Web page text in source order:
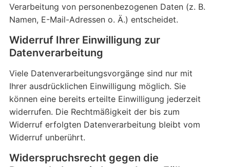
Verarbeitung von personenbezogenen Daten (z. B.
Namen, E-Mail-Adressen o. Ä.) entscheidet.
Widerruf Ihrer Einwilligung zur
Datenverarbeitung
Viele Datenverarbeitungsvorgänge sind nur mit
Ihrer ausdrücklichen Einwilligung möglich. Sie
können eine bereits erteilte Einwilligung jederzeit
widerrufen. Die Rechtmäßigkeit der bis zum
Widerruf erfolgten Datenverarbeitung bleibt vom
Widerruf unberührt.
Widerspruchsrecht gegen die